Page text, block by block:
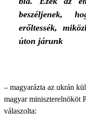
beszéljenek,
erőltessék,
úton járunk
– magyarázta az ukrán
magyar miniszterelnököt
válaszolta: